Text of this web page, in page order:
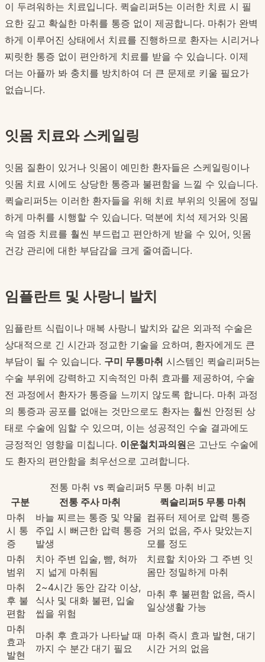
이 두려워하는 치료입니다. 퀵슬리퍼5는 이러한 치료 시 필
요한 깊고 확실한 마취를 통증 없이 제공합니다. 마취가 완벽
하게 이루어진 상태에서 치료를 진행하므로 환자는 시리거나
찌릿한 통증 없이 편안하게 치료를 받을 수 있습니다. 이제
더는 아플까 봐 충치를 방치하여 더 큰 문제로 키울 필요가
없습니다.
잇몸 치료와 스케일링
잇몸 질환이 있거나 잇몸이 예민한 환자들은 스케일링이나
잇몸 치료 시에도 상당한 통증과 불편함을 느낄 수 있습니다.
퀵슬리퍼5는 이러한 환자들을 위해 치료 부위의 잇몸에 정밀
하게 마취를 시행할 수 있습니다. 덕분에 치석 제거와 잇몸
속 염증 치료를 훨씬 부드럽고 편안하게 받을 수 있어, 잇몸
건강 관리에 대한 부담감을 크게 줄여줍니다.
임플란트 및 사랑니 발치
임플란트 식립이나 매복 사랑니 발치와 같은 외과적 수술은
상대적으로 긴 시간과 정교한 기술을 요하며, 환자에게도 큰
부담이 될 수 있습니다. 구미 무통마취 시스템인 퀵슬리퍼5는
수술 부위에 강력하고 지속적인 마취 효과를 제공하여, 수술
전 과정에서 환자가 통증을 느끼지 않도록 합니다. 마취 과정
의 통증과 공포를 없애는 것만으로도 환자는 훨씬 안정된 상
태로 수술에 임할 수 있으며, 이는 성공적인 수술 결과에도
긍정적인 영향을 미칩니다. 이운철치과의원은 고난도 수술에
도 환자의 편안함을 최우선으로 고려합니다.
전통 마취 vs 퀵슬리퍼5 무통 마취 비교
구분
전통 주사 마취
퀵슬리퍼5 무통 마취
마취
시 통
증
바늘 찌르는 통증 및 약물
주입 시 뻐근한 압력 통증
발생
컴퓨터 제어로 압력 통증
거의 없음, 주사 맞았는지
모를 정도
마취
범위
치아 주변 입술, 뺨, 혀까
지 넓게 마취됨
치료할 치아와 그 주변 잇
몸만 정밀하게 마취
마취
후 불
편함
2~4시간 동안 감각 이상,
식사 및 대화 불편, 입술
씹을 위험
마취 후 불편함 없음, 즉시
일상생활 가능
마취
효과
발현
마취 후 효과가 나타날 때
까지 수 분간 대기 필요
마취 즉시 효과 발현, 대기
시간 거의 없음